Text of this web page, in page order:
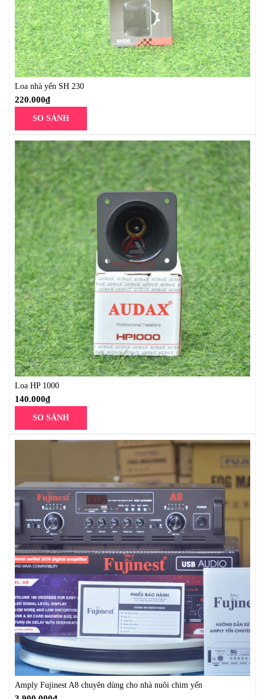
Loa nhà yến SH 230
220.000₫
SO SÁNH
Loa HP 1000
140.000₫
SO SÁNH
Amply Fujinest A8 chuyên dùng cho nhà nuôi chim yến